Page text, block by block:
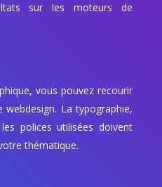
sur les moteurs de
vous pouvez recourir
webdesign. La typographie,
polices utilisées doivent
thématique.